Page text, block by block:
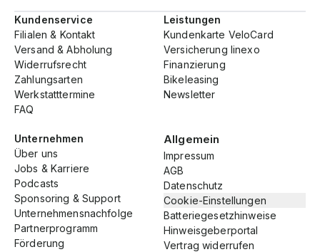
Kundenservice
Filialen & Kontakt
Versand & Abholung
Widerrufsrecht
Zahlungsarten
Werkstatttermine
FAQ
Leistungen
Kundenkarte VeloCard
Versicherung linexo
Finanzierung
Bikeleasing
Newsletter
Unternehmen
Über uns
Jobs & Karriere
Podcasts
Sponsoring & Support
Unternehmensnachfolge
Partnerprogramm
Förderung
Allgemein
Impressum
AGB
Datenschutz
Cookie-Einstellungen
Batteriegesetzhinweise
Hinweisgeberportal
Vertrag widerrufen